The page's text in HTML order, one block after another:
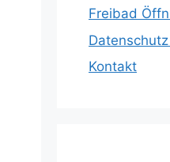
Freibad
Kontakt